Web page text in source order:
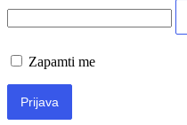
Zapamti me